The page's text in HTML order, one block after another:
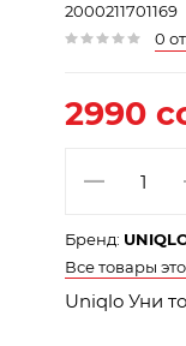
2000211701169
0
2990
Бренд:
Все товары
Uniqlo Уни